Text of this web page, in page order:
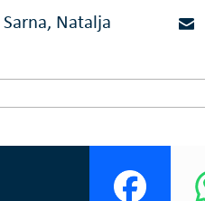
Natalja